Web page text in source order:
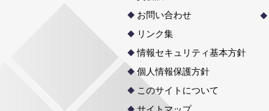
お問い合わせ
リンク集
情報セキュリティ基本方針
個人情報保護方針
このサイトについて